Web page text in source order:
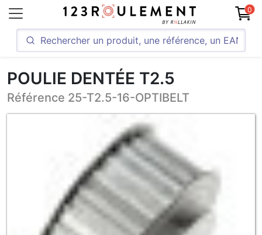
0
POULIE DENTÉE T2.5
Référence 25-T2.5-16-OPTIBELT